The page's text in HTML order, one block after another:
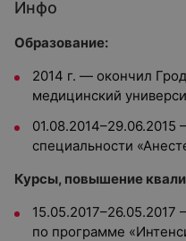
Инфо
Образование:
2014 г. — окончил
медицинский
01.08.2014–29.06.2015
специальности
Курсы, повышение
по программе